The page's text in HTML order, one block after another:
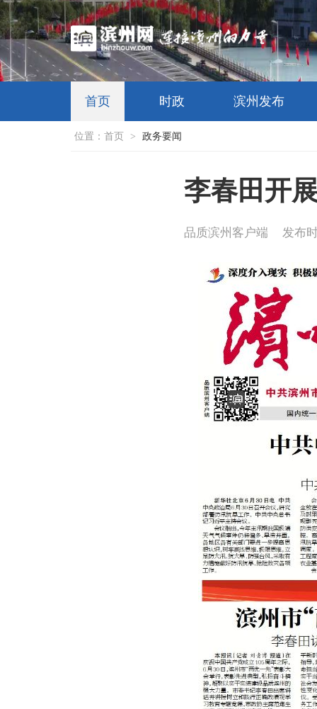
首页 时政 滨州发布
位置： 首页 > 政务要闻
李春田开
品质滨州客户端 发布